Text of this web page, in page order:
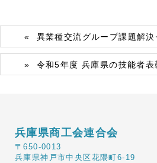
異業種交流グループ課題解決
令和5年度 兵庫県の技能者表
兵庫県商工会連合会
〒650-0013
兵庫県神戸市中央区花隈町6-19